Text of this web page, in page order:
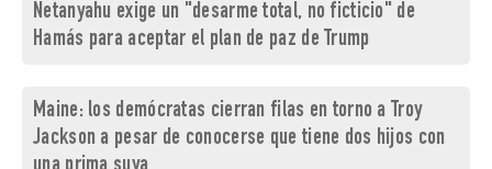
Netanyahu exige un "desarme total, no ficticio" de
Hamás para aceptar el plan de paz de Trump
Maine: los demócratas cierran filas en torno a Troy
Jackson a pesar de conocerse que tiene dos hijos con